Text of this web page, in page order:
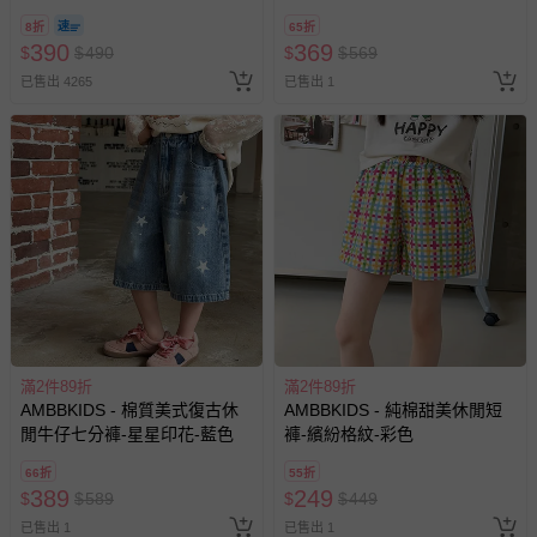
8/30 (電子票券，於展期現場憑
訂單編號兌換，逾期作廢) (大
人小孩均一價(3歲以上需購票))
8折
$390 $490
已售出 4265
65折
$369 $569
已售出 1
滿2件89折
AMBBKIDS - 棉質美式復古休
閒牛仔七分褲-星星印花-藍色
66折
$389 $589
已售出 1
滿2件89折
AMBBKIDS - 純棉甜美休閒短
褲-繽紛格紋-彩色
55折
$249 $449
已售出 1